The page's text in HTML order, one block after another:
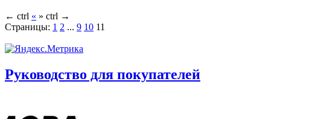
← ctrl « » ctrl →
Страницы: 1 2 ... 9 10 11
Руководство для покупателей